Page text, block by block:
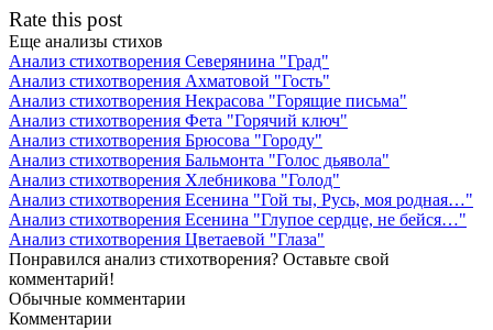
Rate this post
Еще анализы стихов
Анализ стихотворения Северянина "Град"
Анализ стихотворения Ахматовой "Гость"
Анализ стихотворения Некрасова "Горящие письма"
Анализ стихотворения Фета "Горячий ключ"
Анализ стихотворения Брюсова "Городу"
Анализ стихотворения Бальмонта "Голос дьявола"
Анализ стихотворения Хлебникова "Голод"
Анализ стихотворения Есенина "Гой ты, Русь, моя родная…"
Анализ стихотворения Есенина "Глупое сердце, не бейся…"
Анализ стихотворения Цветаевой "Глаза"
Понравился анализ стихотворения? Оставьте свой
комментарий!
Обычные комментарии
Комментарии